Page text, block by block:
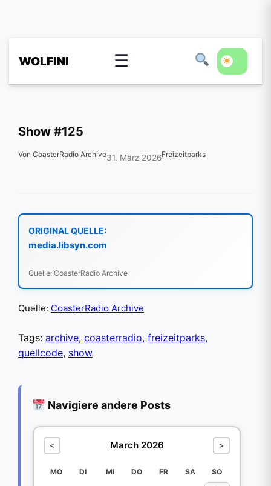
WOLFINI ☰
Show #125
Von CoasterRadio Archive31. März 2026Freizeitparks
ORIGINAL QUELLE:
media.libsyn.com
Quelle: CoasterRadio Archive
Quelle: CoasterRadio Archive
Tags: archive, coasterradio, freizeitparks,
quellcode, show
Navigiere andere Posts
< March 2026 >
MO DI MI DO FR SA SO